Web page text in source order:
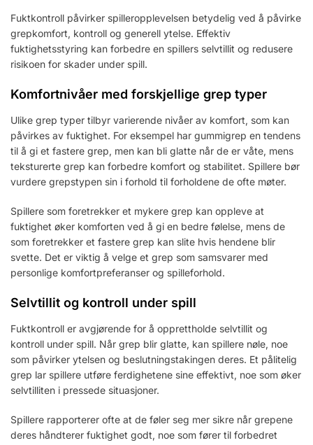
Fuktkontroll påvirker spilleropplevelsen betydelig ved å påvirke
grepkomfort, kontroll og generell ytelse. Effektiv
fuktighetsstyring kan forbedre en spillers selvtillit og redusere
risikoen for skader under spill.
Komfortnivåer med forskjellige grep typer
Ulike grep typer tilbyr varierende nivåer av komfort, som kan
påvirkes av fuktighet. For eksempel har gummigrep en tendens
til å gi et fastere grep, men kan bli glatte når de er våte, mens
teksturerte grep kan forbedre komfort og stabilitet. Spillere bør
vurdere grepstypen sin i forhold til forholdene de ofte møter.
Spillere som foretrekker et mykere grep kan oppleve at
fuktighet øker komforten ved å gi en bedre følelse, mens de
som foretrekker et fastere grep kan slite hvis hendene blir
svette. Det er viktig å velge et grep som samsvarer med
personlige komfortpreferanser og spilleforhold.
Selvtillit og kontroll under spill
Fuktkontroll er avgjørende for å opprettholde selvtillit og
kontroll under spill. Når grep blir glatte, kan spillere nøle, noe
som påvirker ytelsen og beslutningstakingen deres. Et pålitelig
grep lar spillere utføre ferdighetene sine effektivt, noe som øker
selvtilliten i pressede situasjoner.
Spillere rapporterer ofte at de føler seg mer sikre når grepene
deres håndterer fuktighet godt, noe som fører til forbedret